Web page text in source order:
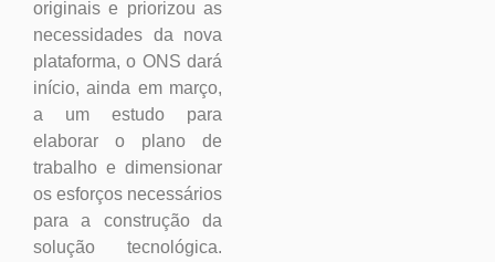
originais e priorizou as
necessidades da nova
plataforma, o ONS dará
início, ainda em março,
a um estudo para
elaborar o plano de
trabalho e dimensionar
os esforços necessários
para a construção da
solução tecnológica.